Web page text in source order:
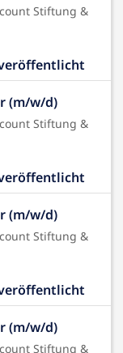
Stiftung &
(m/w/d)
Stiftung &
(m/w/d)
Stiftung &
(m/w/d)
Stiftung &